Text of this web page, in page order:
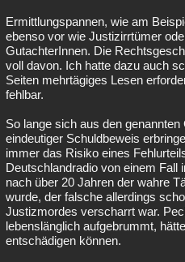
Ermittlungspannen, wie am
ebenso vor wie Justizirrtümer
GutachterInnen. Die
voll davon. Ich hatte dazu auch
Seiten mehrtägiges Lesen
fehlbar.
So lange sich aus den
eindeutiger Schuldbeweis
immer das Risiko eines
Deutschlandradio von einem Fall
nach über 20 Jahren der wahre
wurde, der falsche allerdings
Justizmordes verscharrt war.
lebenslänglich aufgebrummt,
entschädigen können.